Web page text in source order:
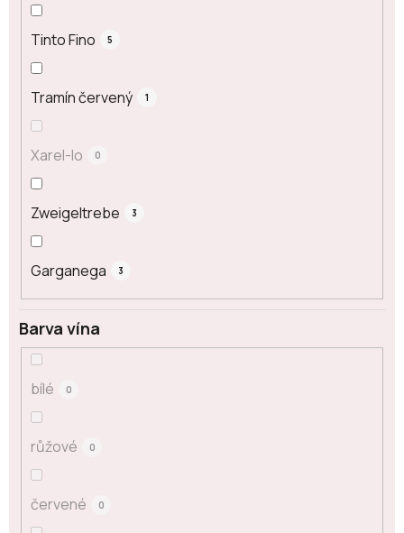
Tinto Fino 5
Tramín červený 1
Xarel-lo 0
Zweigeltrebe 3
Garganega 3
Barva vína
bílé 0
růžové 0
červené 0